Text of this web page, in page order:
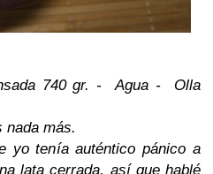
740 gr. - Agua - Olla
más.
tenía auténtico pánico a
lata cerrada, así que hablé